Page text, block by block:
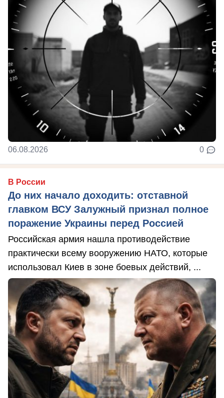
06.08.2026 0
В России
До них начало доходить: отставной
главком ВСУ Залужный признал полное
поражение Украины перед Россией
Российская армия нашла противодействие
практически всему вооружению НАТО, которые
использовал Киев в зоне боевых действий, ...